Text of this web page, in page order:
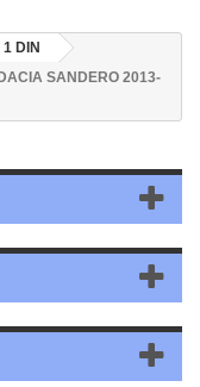
DIN
SANDERO 2013-